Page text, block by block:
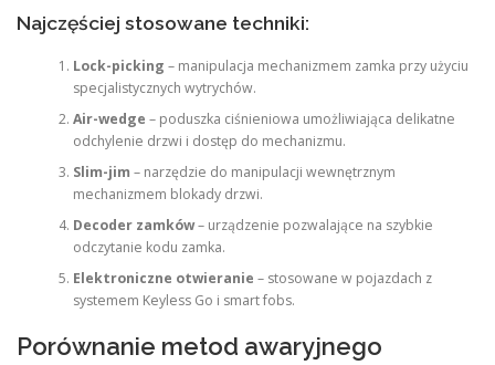
Najczęściej stosowane techniki:
Lock-picking – manipulacja mechanizmem zamka przy użyciu
specjalistycznych wytrychów.
Air-wedge – poduszka ciśnieniowa umożliwiająca delikatne
odchylenie drzwi i dostęp do mechanizmu.
Slim-jim – narzędzie do manipulacji wewnętrznym
mechanizmem blokady drzwi.
Decoder zamków– urządzenie pozwalające na szybkie
odczytanie kodu zamka.
Elektroniczne otwieranie – stosowane w pojazdach z
systemem Keyless Go i smart fobs.
Porównanie metod awaryjnego